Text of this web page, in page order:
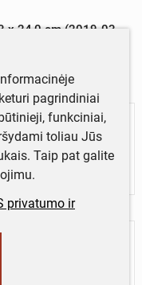
x 24,0 cm (2019-03-
(2019-03-07)
pagrindiniai
funkciniai,
toliau Jūs
Taip pat galite
privatumo ir